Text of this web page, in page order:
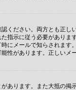
ください。両方とも正
指示に従う必要があり
にメールで知らされま
性があります。正しい
あります。また大抵の